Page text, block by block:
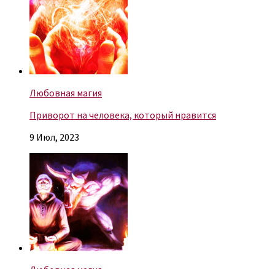
Любовная магия
Приворот на человека, который нравится
9 Июл, 2023